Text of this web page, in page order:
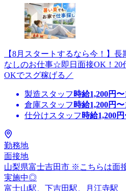
【8月スタートするなら今！】
なしのお仕事☆即日面接OK！20
OKでスグ稼げる／
製造スタッフ 時給1,200円〜
倉庫スタッフ 時給1,200円〜
仕分けスタッフ 時給1,200
勤務地
面接地
山梨県富士吉田市 ※こちらは面
実施中◎
富士山駅、下吉田駅、月江寺駅